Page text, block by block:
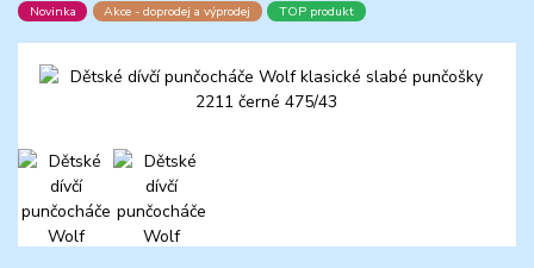
Novinka Akce - doprodej a výprodej TOP produkt